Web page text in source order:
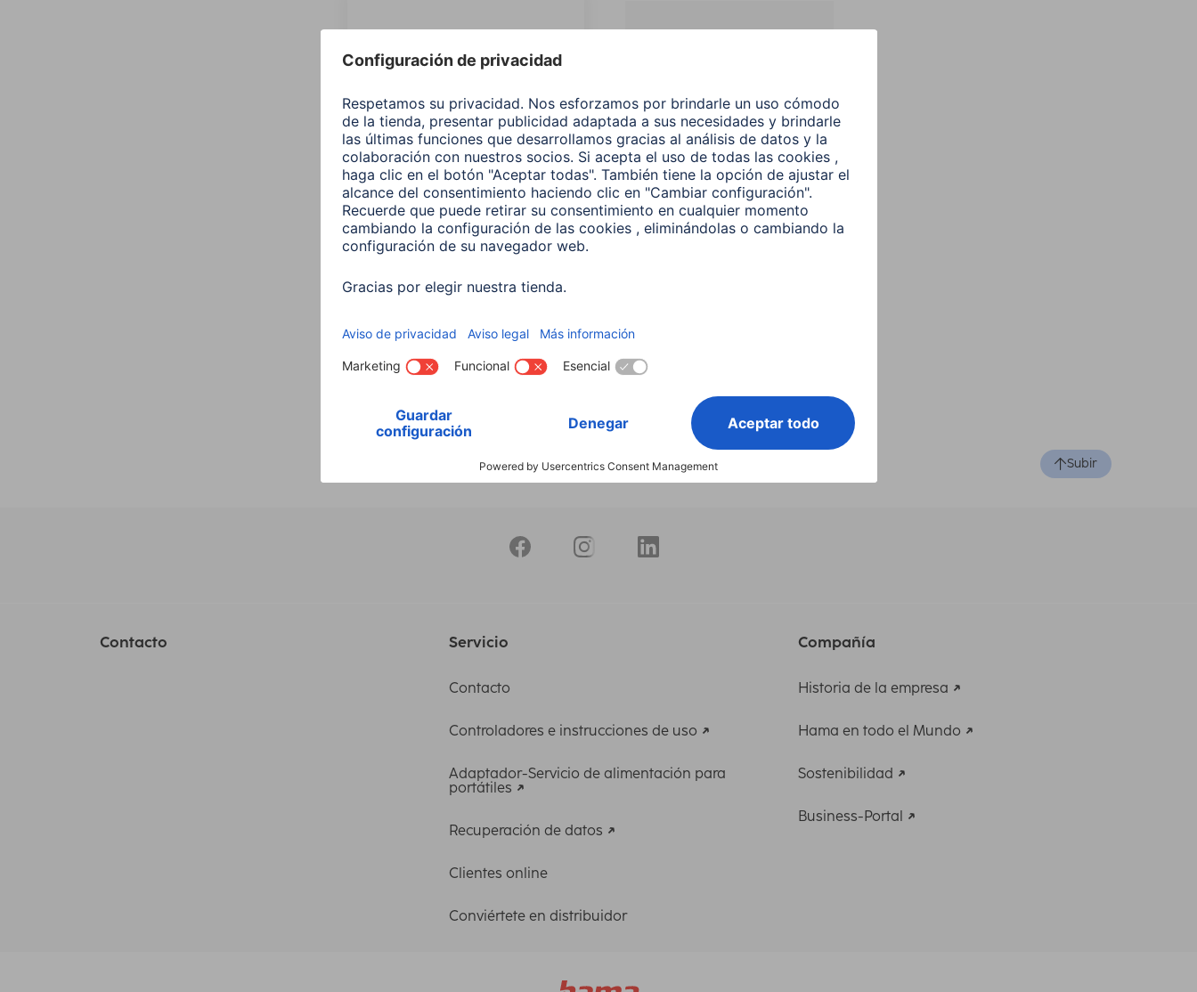
Hama Lámpara LED WLAN
,E14, 5,5 W, RGBW, Regulable,
Vela, Para control por voz
¿No
producto que
buscas?
Buscar entre todos
nuestros
productos
Subir
Contacto Servicio
Contacto
Controladores e instrucciones de uso
Adaptador-Servicio de alimentación para
portátiles
Recuperación de datos
Clientes online
Conviértete en distribuidor
Compañía
Historia de la empresa
Hama en todo el Mundo
Sostenibilidad
Business-Portal